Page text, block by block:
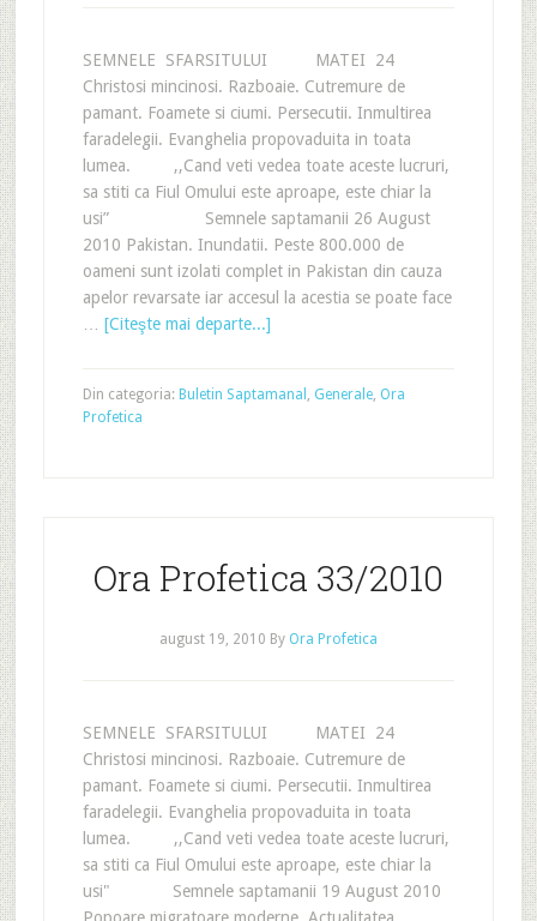
SEMNELE SFARSITULUI MATEI 24
Christosi mincinosi. Razboaie. Cutremure de
pamant. Foamete si ciumi. Persecutii. Inmultirea
faradelegii. Evanghelia propovaduita in toata
lumea. ,,Cand veti vedea toate aceste lucruri,
sa stiti ca Fiul Omului este aproape, este chiar la
usi” Semnele saptamanii 26 August
2010 Pakistan. Inundatii. Peste 800.000 de
oameni sunt izolati complet in Pakistan din cauza
apelor revarsate iar accesul la acestia se poate face
[Citeşte mai departe...]
Din categoria: Buletin Saptamanal , Generale, Ora
Profetica
Ora Profetica 33/2010
august 19, 2010 By Ora Profetica
SEMNELE SFARSITULUI MATEI 24
Christosi mincinosi. Razboaie. Cutremure de
pamant. Foamete si ciumi. Persecutii. Inmultirea
faradelegii. Evanghelia propovaduita in toata
lumea. ,,Cand veti vedea toate aceste lucruri,
sa stiti ca Fiul Omului este aproape, este chiar la
usi" Semnele saptamanii 19 August 2010